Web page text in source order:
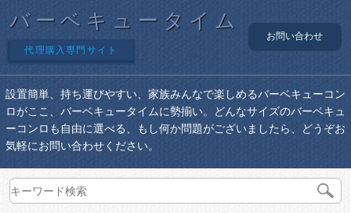
バーベキュータイム
代理購入専門サイト
お問い合わせ
設置簡単、持ち運びやすい、家族みんなで楽しめるバーベキューコン
ロがここ、バーベキュータイムに勢揃い。どんなサイズのバーベキュ
ーコンロも自由に選べる、もし何か問題がございましたら、どうぞお
気軽にお問い合わせください。